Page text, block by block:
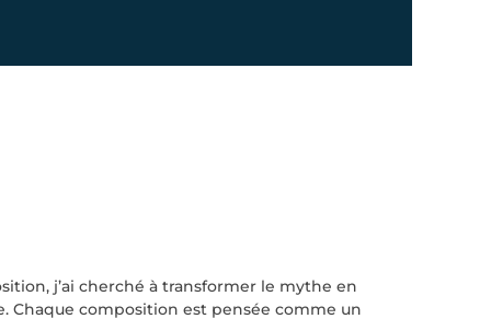
j’ai cherché à transformer le mythe en
Chaque composition est pensée comme un